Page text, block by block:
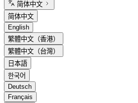
简体中文
简体中文
English
繁體中文（香港）
繁體中文（台灣）
日本語
한국어
Deutsch
Français